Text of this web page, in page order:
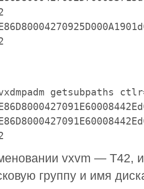
getsubpaths
vxvm — T42,
группу и имя